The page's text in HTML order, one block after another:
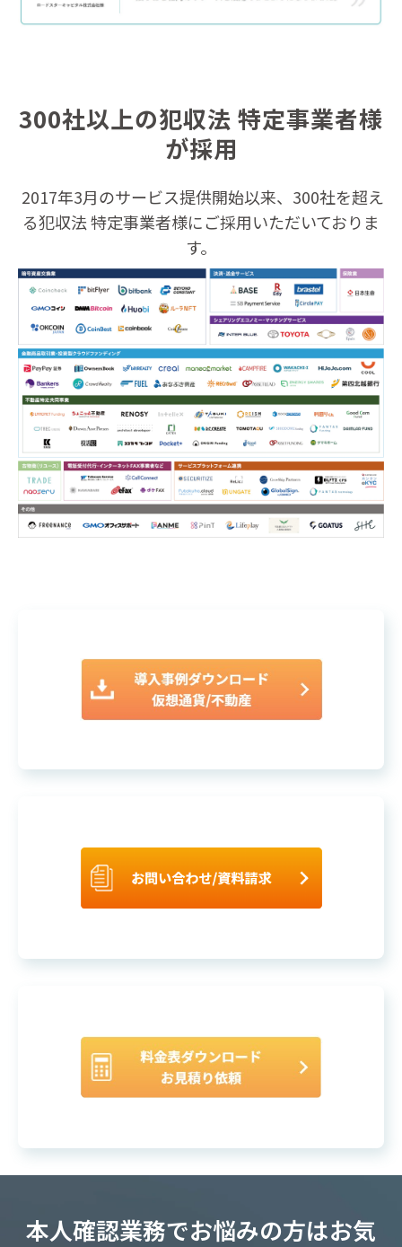
300社以上の犯収法 特定事業者様
が採用
2017年3月のサービス提供開始以来、300社を超え
る犯収法 特定事業者様にご採用いただいておりま
す。
本人確認業務でお悩みの方はお気